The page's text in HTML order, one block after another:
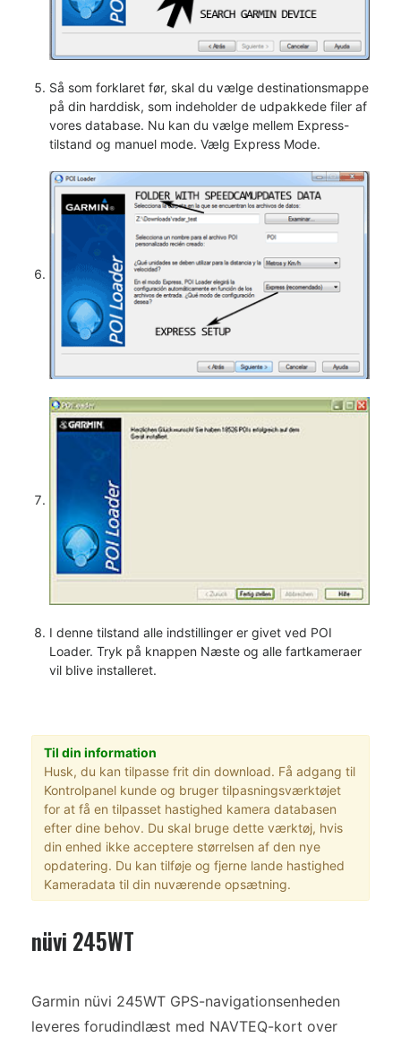
Så som forklaret før, skal du vælge destinationsmappe
på din harddisk, som indeholder de udpakkede filer af
vores database. Nu kan du vælge mellem Express-
tilstand og manuel mode. Vælg Express Mode.
I denne tilstand alle indstillinger er givet ved POI
Loader. Tryk på knappen Næste og alle fartkameraer
vil blive installeret.
Til din information
Husk, du kan tilpasse frit din download. Få adgang til
Kontrolpanel kunde og bruger tilpasningsværktøjet
for at få en tilpasset hastighed kamera databasen
efter dine behov. Du skal bruge dette værktøj, hvis
din enhed ikke acceptere størrelsen af den nye
opdatering. Du kan tilføje og fjerne lande hastighed
Kameradata til din nuværende opsætning.
nüvi 245WT
Garmin nüvi 245WT GPS-navigationsenheden
leveres forudindlæst med NAVTEQ-kort over